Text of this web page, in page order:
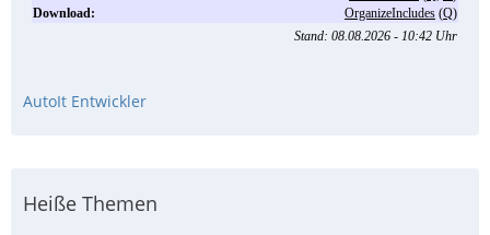
AutoIt Entwickler
Heiße Themen